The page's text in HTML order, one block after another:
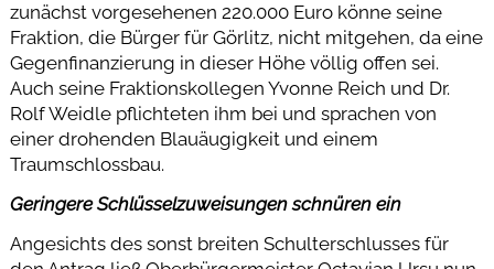
zunächst vorgesehenen 220.000 Euro könne seine
Fraktion, die Bürger für Görlitz, nicht mitgehen, da eine
Gegenfinanzierung in dieser Höhe völlig offen sei.
Auch seine Fraktionskollegen Yvonne Reich und Dr.
Rolf Weidle pflichteten ihm bei und sprachen von
einer drohenden Blauäugigkeit und einem
Traumschlossbau.
Geringere Schlüsselzuweisungen schnüren ein
Angesichts des sonst breiten Schulterschlusses für